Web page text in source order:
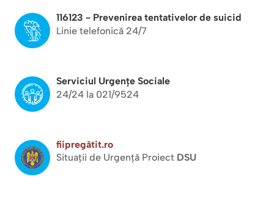
116123 - Prevenirea tentativelor de suicid
Linie telefonică 24/7
Serviciul Urgențe Sociale
24/24 la 021/9524
fiipregătit.ro
Situații de Urgență Proiect DSU